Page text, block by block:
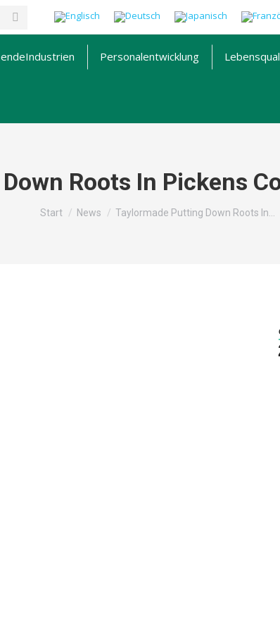
Industrien Personalentwicklung
Roots In Pickens
Sie befinden sich hier:
Start News Taylormade Putting Down Roots In…